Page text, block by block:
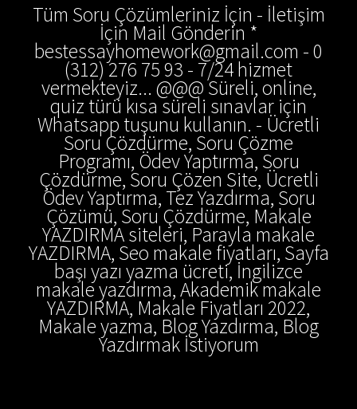
Tüm Soru Çözümleriniz İçin - İletişim
İçin Mail Gönderin *
bestessayhomework@gmail.com - 0
(312) 276 75 93 - 7/24 hizmet
vermekteyiz... @@@ Süreli, online,
quiz türü kısa süreli sınavlar için
Whatsapp tuşunu kullanın. - Ücretli
Soru Çözdürme, Soru Çözme
Programı, Ödev Yaptırma, Soru
Çözdürme, Soru Çözen Site, Ücretli
Ödev Yaptırma, Tez Yazdırma, Soru
Çözümü, Soru Çözdürme, Makale
YAZDIRMA siteleri, Parayla makale
YAZDIRMA, Seo makale fiyatları, Sayfa
başı yazı yazma ücreti, İngilizce
makale yazdırma, Akademik makale
YAZDIRMA, Makale Fiyatları 2022,
Makale yazma, Blog Yazdırma, Blog
Yazdırmak İstiyorum